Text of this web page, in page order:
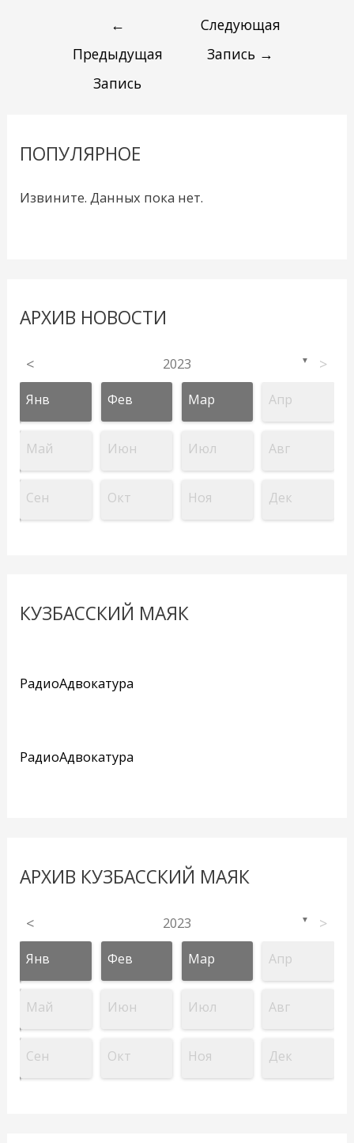
←
Предыдущая
Запись
Следующая
Запись →
ПОПУЛЯРНОЕ
Извините. Данных пока нет.
АРХИВ НОВОСТИ
< 2023 ▼ >
Янв Фев Мар Апр
Май Июн Июл Авг
Сен Окт Ноя Дек
КУЗБАССКИЙ МАЯК
РадиоАдвокатура
РадиоАдвокатура
АРХИВ КУЗБАССКИЙ МАЯК
< 2023 ▼ >
Янв Фев Мар Апр
Май Июн Июл Авг
Сен Окт Ноя Дек